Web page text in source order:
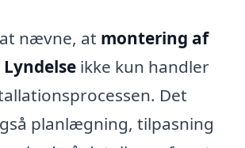
nævne, at montering af
ikke kun handler
Det
planlægning, tilpasning